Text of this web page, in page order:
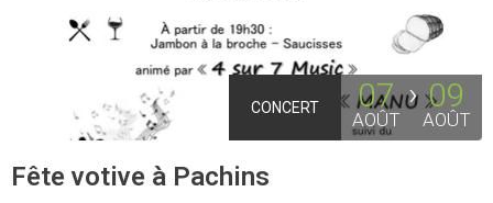
CONCERT 07
AOÛT
09
AOÛT
Fête votive à Pachins